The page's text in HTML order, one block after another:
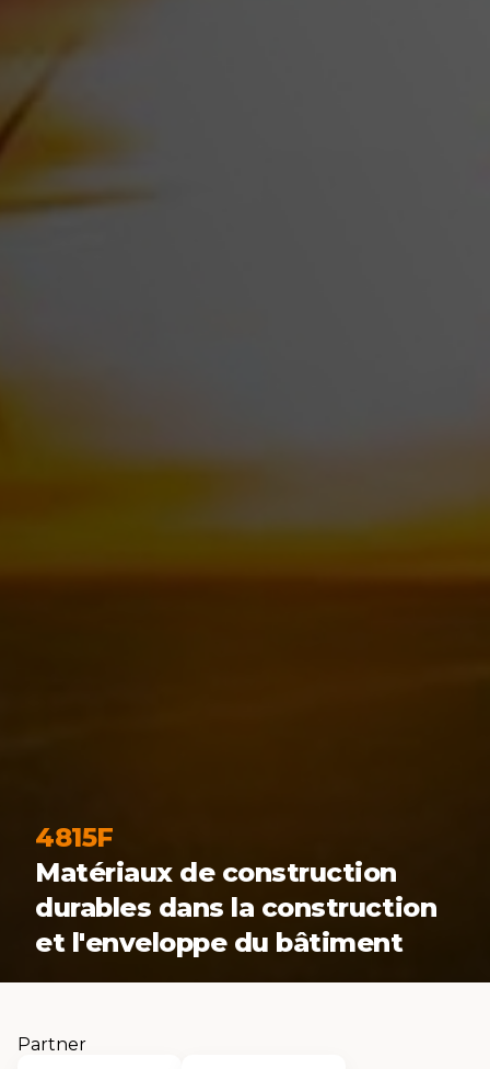
4815F
Matériaux de construction
durables dans la construction
et l'enveloppe du bâtiment
Partner